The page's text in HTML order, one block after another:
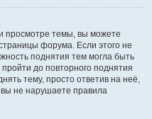
просмотре темы, вы можете
форума. Если этого не
поднятия тем могла быть
до повторного поднятия
тему, просто ответив на неё,
вы не нарушаете правила